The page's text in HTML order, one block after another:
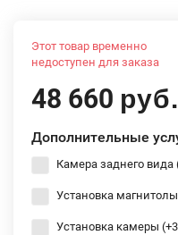
Этот товар временно
недоступен для заказа
48 660 руб.
Дополнительные
Камера заднего вида
Установка магнитолы
Установка камеры (+